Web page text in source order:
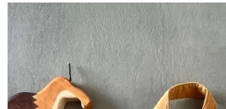
vos coups de coeur
Gigoteuse
Gigoteuse été
Gigoteuse 24-36 mois (110 cm)
Sac de couchage
Couffin
Drap-
Habillage
Nid d'ange
Le lit
Ciel de lit